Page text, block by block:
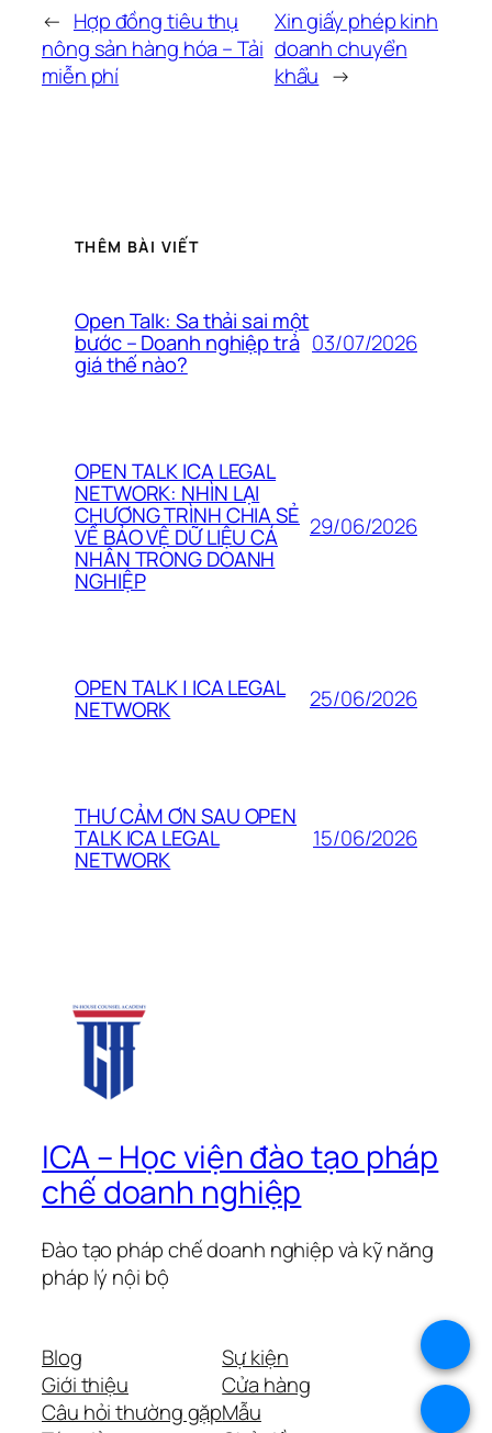
← Hợp đồng tiêu thụ
nông sản hàng hóa – Tải
miễn phí
Xin giấy phép kinh
doanh chuyển
khẩu →
THÊM BÀI VIẾT
Open Talk: Sa thải sai một
bước – Doanh nghiệp trả
giá thế nào?
03/07/2026
OPEN TALK ICA LEGAL
NETWORK: NHÌN LẠI
CHƯƠNG TRÌNH CHIA SẺ
VỀ BẢO VỆ DỮ LIỆU CÁ
NHÂN TRONG DOANH
NGHIỆP
29/06/2026
OPEN TALK | ICA LEGAL
NETWORK 25/06/2026
THƯ CẢM ƠN SAU OPEN
TALK ICA LEGAL
NETWORK
15/06/2026
ICA – Học viện đào tạo pháp
chế doanh nghiệp
Đào tạo pháp chế doanh nghiệp và kỹ năng
pháp lý nội bộ
Blog
Giới thiệu
Câu hỏi thường gặp
Sự kiện
Cửa hàng
Mẫu